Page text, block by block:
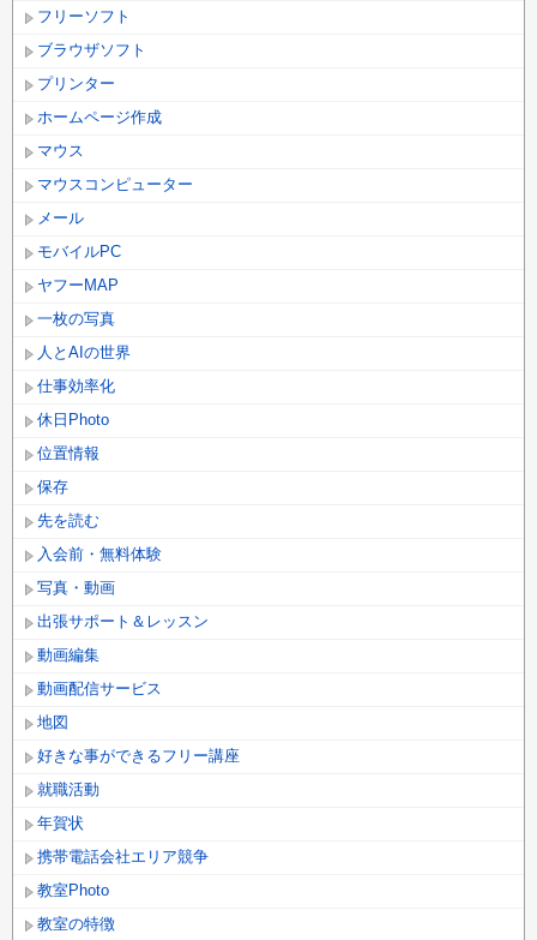
フリーソフト
ブラウザソフト
プリンター
ホームページ作成
マウス
マウスコンピューター
メール
モバイルPC
ヤフーMAP
一枚の写真
人とAIの世界
仕事効率化
休日Photo
位置情報
保存
先を読む
入会前・無料体験
写真・動画
出張サポート＆レッスン
動画編集
動画配信サービス
地図
好きな事ができるフリー講座
就職活動
年賀状
携帯電話会社エリア競争
教室Photo
教室の特徴